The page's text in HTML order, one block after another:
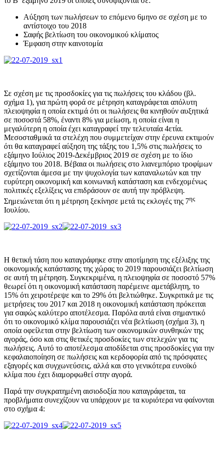
Αύξηση των πωλήσεων το επόμενο 6μηνο σε σχέση με το
αντίστοιχο του 2018
Σαφής βελτίωση του οικονομικού κλίματος
Έμφαση στην καινοτομία
Σε σχέση με τις προσδοκίες για τις πωλήσεις του κλάδου (βλ.
σχήμα 1), για πρώτη φορά σε μέτρηση καταγράφεται απόλυτη
πλειοψηφία η οποία εκτιμά ότι οι πωλήσεις θα κινηθούν αυξητικά
σε ποσοστά 58%, έναντι 8% για μείωση, η οποία είναι η
μεγαλύτερη η οποία έχει καταγραφεί την τελευταία 4ετία.
Μεσοσταθμικά τα στελέχη που συμμετείχαν στην έρευνα εκτιμούν
ότι θα καταγραφεί αύξηση της τάξης του 1,5% στις πωλήσεις το
εξάμηνο Ιούλιος 2019-Δεκέμβριος 2019 σε σχέση με το ίδιο
εξάμηνο του 2018. Βέβαια οι πωλήσεις στο λιανεμπόριο τροφίμων
σχετίζονται άμεσα με την ψυχολογία των καταναλωτών και την
ευρύτερη οικονομική και κοινωνική κατάσταση και ενδεχομένως
πολιτικές εξελίξεις να επιδράσουν σε αυτή την πρόβλεψη.
Σημειώνεται ότι η μέτρηση ξεκίνησε μετά τις εκλογές της 7ης
Ιουλίου.
Η θετική τάση που καταγράφηκε στην αποτίμηση της εξέλιξης της
οικονομικής κατάστασης της χώρας το 2019 παρουσιάζει βελτίωση
σε αυτή τη μέτρηση. Συγκεκριμένα, η πλειοψηφία σε ποσοστό 57%
θεωρεί ότι η οικονομική κατάσταση παρέμεινε αμετάβλητη, το
15% ότι χειροτέρεψε και το 29% ότι βελτιώθηκε. Συγκριτικά με τις
μετρήσεις του 2017 και 2018 η οικονομική κατάσταση πρόκειται
για σαφώς καλύτερο αποτέλεσμα. Παρόλα αυτά είναι σημαντικό
ότι το οικονομικό κλίμα παρουσιάζει νέα βελτίωση (σχήμα 3), η
οποία οφείλεται στην βελτίωση των οικονομικών συνθηκών της
αγοράς, όσο και στις θετικές προσδοκίες των στελεχών για τις
πωλήσεις. Αυτό το αποτέλεσμα αποδίδεται στις προσδοκίες για την
κεφαλαιοποίηση σε πωλήσεις και κερδοφορία από τις πρόσφατες
εξαγορές και συγχωνεύσεις, αλλά και στο γενικότερα ευνοϊκό
κλίμα που έχει διαμορφωθεί στην αγορά.
Παρά την συγκρατημένη αισιοδοξία που καταγράφεται, τα
προβλήματα συνεχίζουν να υπάρχουν με τα κυριότερα να φαίνονται
στο σχήμα 4: